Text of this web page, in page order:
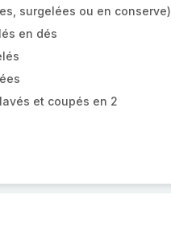
surgelées ou en conserve)
en dés
et coupés en 2